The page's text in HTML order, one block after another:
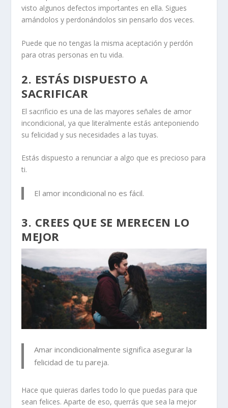
visto algunos defectos importantes en ella. Sigues
amándolos y perdonándolos sin pensarlo dos veces.
Puede que no tengas la misma aceptación y perdón
para otras personas en tu vida.
2. ESTÁS DISPUESTO A
SACRIFICAR
El sacrificio es una de las mayores señales de amor
incondicional, ya que literalmente estás anteponiendo
su felicidad y sus necesidades a las tuyas.
Estás dispuesto a renunciar a algo que es precioso para
ti.
El amor incondicional no es fácil.
3. CREES QUE SE MERECEN LO
MEJOR
Amar incondicionalmente significa asegurar la
felicidad de tu pareja.
Hace que quieras darles todo lo que puedas para que
sean felices. Aparte de eso, querrás que sea la mejor